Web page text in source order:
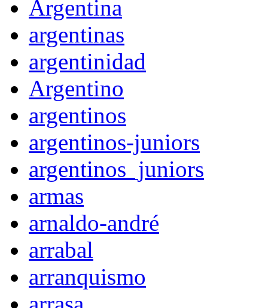
Argentina
argentinas
argentinidad
Argentino
argentinos
argentinos-juniors
argentinos_juniors
armas
arnaldo-andré
arrabal
arranquismo